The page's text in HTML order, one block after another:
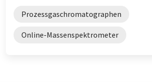
Prozessgaschromatographen
Online-Massenspektrometer